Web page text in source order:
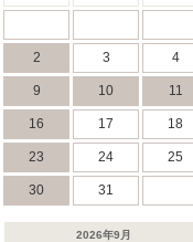
2 3 4
9 10 11
16 17 18
23 24 25
30 31
2026年9月